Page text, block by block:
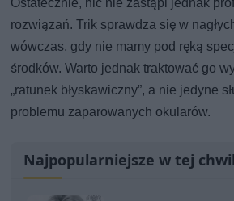
rozwiązań. Trik sprawdza się w
wówczas, gdy nie mamy pod ręką
środków. Warto jednak traktować go
„ratunek błyskawiczny”, a nie jedyne
problemu zaparowanych okularów.
Najpopularniejsze w tej